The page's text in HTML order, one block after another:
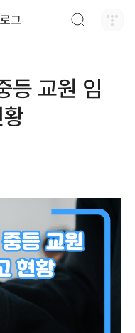
그
등 교원 임